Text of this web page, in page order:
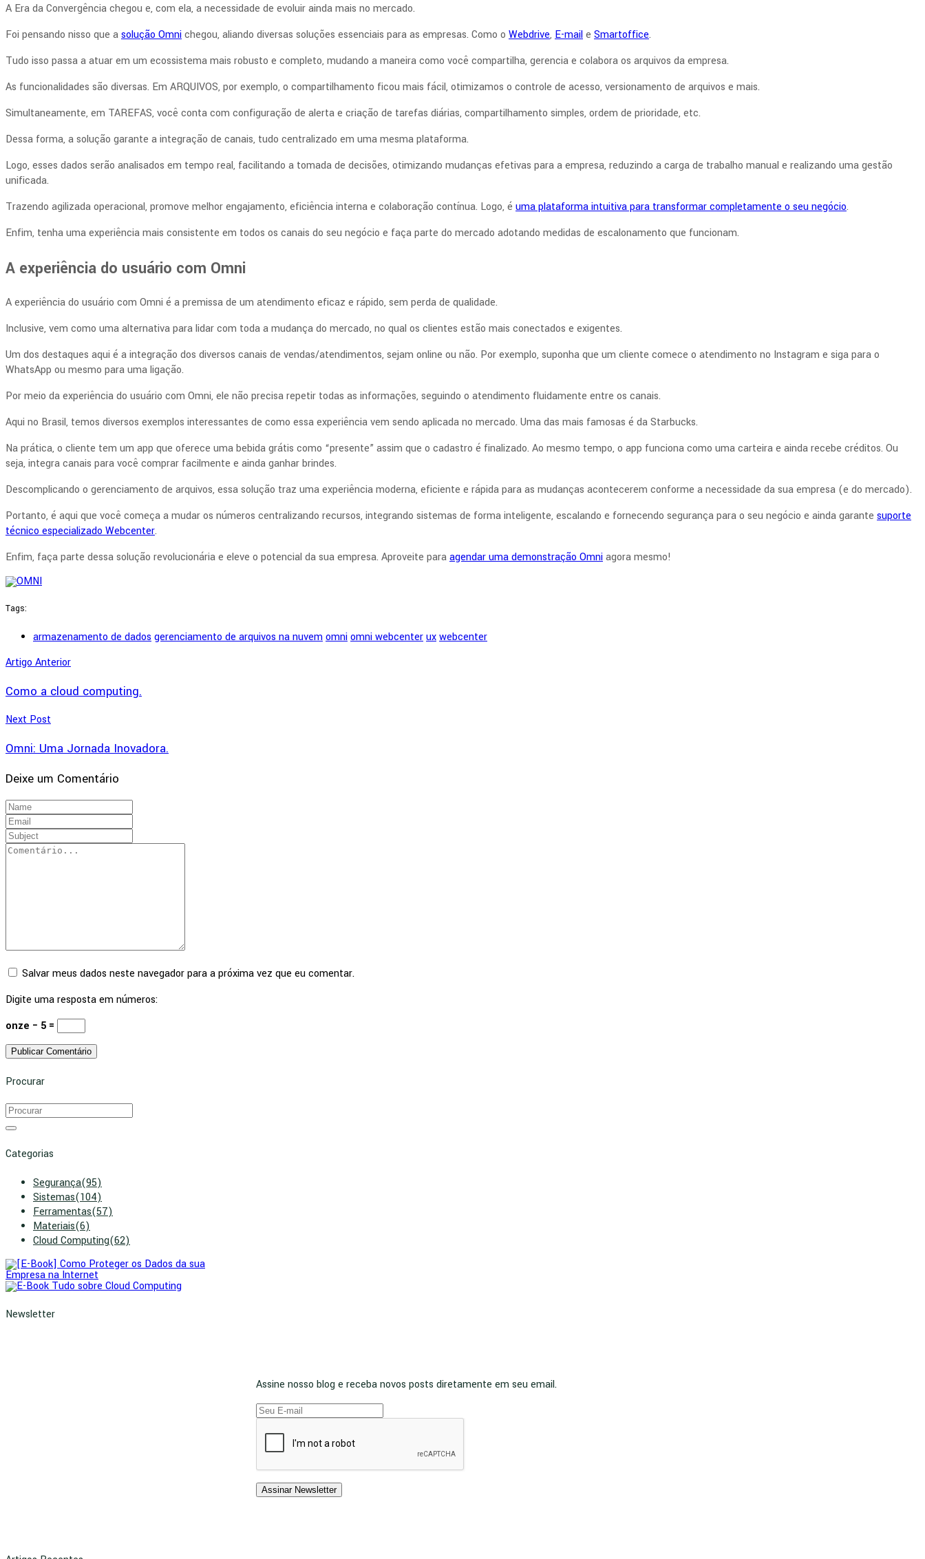
A Era da Convergência chegou e, com ela, a necessidade de evoluir ainda mais no mercado.
Foi pensando nisso que asolução Omnichegou, aliando diversas soluções essenciais para as empresas. Como o Webdrive, E-maile Smartoffice.
Tudo isso passa a atuar em um ecossistema mais robusto e completo, mudando a maneira como você compartilha, gerencia e colabora os arquivos da empresa.
As funcionalidades são diversas. Em ARQUIVOS, por exemplo, o compartilhamento ficou mais fácil, otimizamos o controle de acesso, versionamento de arquivos e mais.
Simultaneamente, em TAREFAS, você conta com configuração de alerta e criação de tarefas diárias, compartilhamento simples, ordem de prioridade, etc.
Dessa forma, a solução garante a integração de canais, tudo centralizado em uma mesma plataforma.
Logo, esses dados serão analisados em tempo real, facilitando a tomada de decisões, otimizando mudanças efetivas para a empresa, reduzindo a carga de trabalho manual e realizando uma gestão
unificada.
Trazendo agilizada operacional, promove melhor engajamento, eficiência interna e colaboração contínua. Logo, é uma plataforma intuitiva para transformar completamente o seu negócio.
Enfim, tenha uma experiência mais consistente em todos os canais do seu negócio e faça parte do mercado adotando medidas de escalonamento que funcionam.
A experiência do usuário com Omni
A experiência do usuário com Omni é a premissa de um atendimento eficaz e rápido, sem perda de qualidade.
Inclusive, vem como uma alternativa para lidar com toda a mudança do mercado, no qual os clientes estão mais conectados e exigentes.
Um dos destaques aqui é a integração dos diversos canais de vendas/atendimentos, sejam online ou não. Por exemplo, suponha que um cliente comece o atendimento no Instagram e siga para o
WhatsApp ou mesmo para uma ligação.
Por meio da experiência do usuário com Omni, ele não precisa repetir todas as informações, seguindo o atendimento fluidamente entre os canais.
Aqui no Brasil, temos diversos exemplos interessantes de como essa experiência vem sendo aplicada no mercado. Uma das mais famosas é da Starbucks.
Na prática, o cliente tem um app que oferece uma bebida grátis como “presente” assim que o cadastro é finalizado. Ao mesmo tempo, o app funciona como uma carteira e ainda recebe créditos. Ou
seja, integra canais para você comprar facilmente e ainda ganhar brindes.
Descomplicando o gerenciamento de arquivos, essa solução traz uma experiência moderna, eficiente e rápida para as mudanças acontecerem conforme a necessidade da sua empresa (e do mercado).
Portanto, é aqui que você começa a mudar os números centralizando recursos, integrando sistemas de forma inteligente, escalando e fornecendo segurança para o seu negócio e ainda garante suporte
técnico especializado Webcenter.
Enfim, faça parte dessa solução revolucionária e eleve o potencial da sua empresa. Aproveite paraagendar uma demonstração Omniagora mesmo!
Tags:
armazenamento de dados gerenciamento de arquivos na nuvemomniomni webcenteruxwebcenter
Artigo Anterior
Como a cloud computing.
Next Post
Omni: Uma Jornada Inovadora.
Deixe um Comentário
Salvar meus dados neste navegador para a próxima vez que eu comentar.
Digite uma resposta em números:
onze − 5 =
Procurar
Categorias
Segurança(95)
Sistemas(104)
Ferramentas(57)
Materiais(6)
Cloud Computing(62)
Newsletter
Assine nosso blog e receba novos posts diretamente em seu email.
Assinar Newsletter